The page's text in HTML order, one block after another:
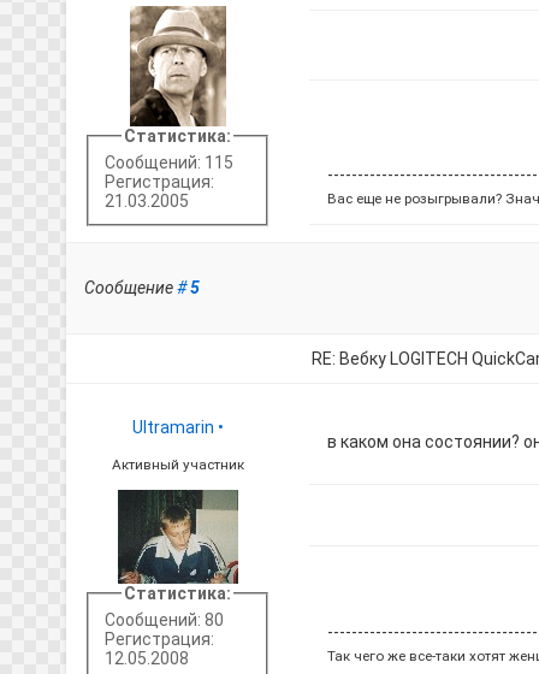
Статистика:
Сообщений: 115
Регистрация:
21.03.2005
Вас еще не розыгрывали?
Сообщение#5
RE: Вебку LOGITECH
Ultramarin •
Активный участник
Статистика:
Сообщений: 80
Регистрация:
12.05.2008
в каком она состоянии?
Так чего же все-таки хотят